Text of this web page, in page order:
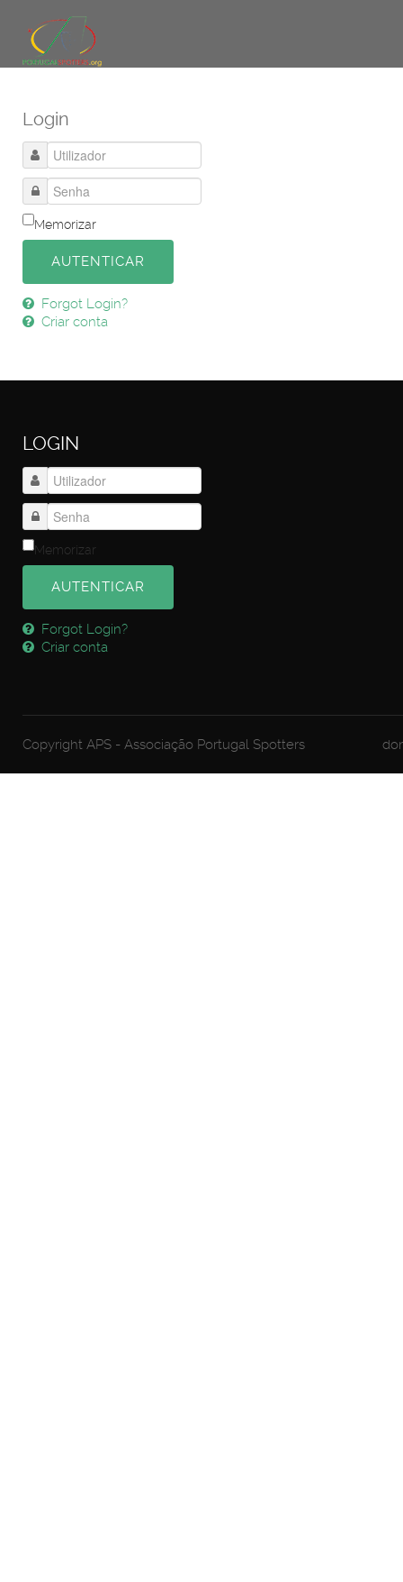
Login
Memorizar
AUTENTICAR
Forgot Login?
Criar conta
LOGIN
Memorizar
AUTENTICAR
Forgot Login?
Criar conta
Copyright APS - Associação Portugal Spotters